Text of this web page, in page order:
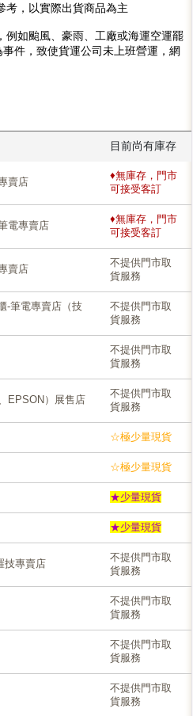
，以實際出貨商品為主
如颱風、豪雨、工廠或海運空運罷
件，致使貨運公司未上班營運，網
目前尚有庫存
賣店
♦無庫存，門市
可接受客訂
電專賣店
♦無庫存，門市
可接受客訂
賣店
不提供門市取
貨服務
-筆電專賣店（技
不提供門市取
貨服務
不提供門市取
貨服務
EPSON）展售店
不提供門市取
貨服務
☆極少量現貨
☆極少量現貨
★少量現貨
★少量現貨
技專賣店
不提供門市取
貨服務
不提供門市取
貨服務
不提供門市取
貨服務
不提供門市取
貨服務